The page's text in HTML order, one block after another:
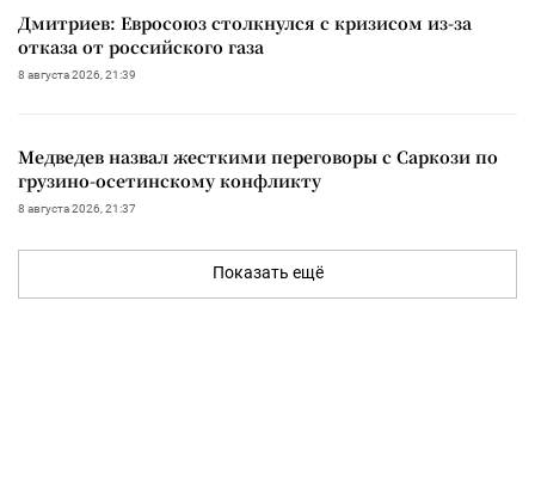
Дмитриев: Евросоюз столкнулся с кризисом из-за
отказа от российского газа
8 августа 2026, 21:39
Медведев назвал жесткими переговоры с Саркози по
грузино-осетинскому конфликту
8 августа 2026, 21:37
Показать ещё